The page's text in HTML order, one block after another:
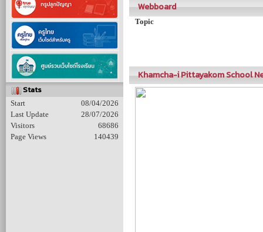
Stats
Start
08/04/2026
Last Update
28/07/2026
Visitors
68686
Page Views
140439
Webboard
Topic
Khamcha-i Pittayakom School